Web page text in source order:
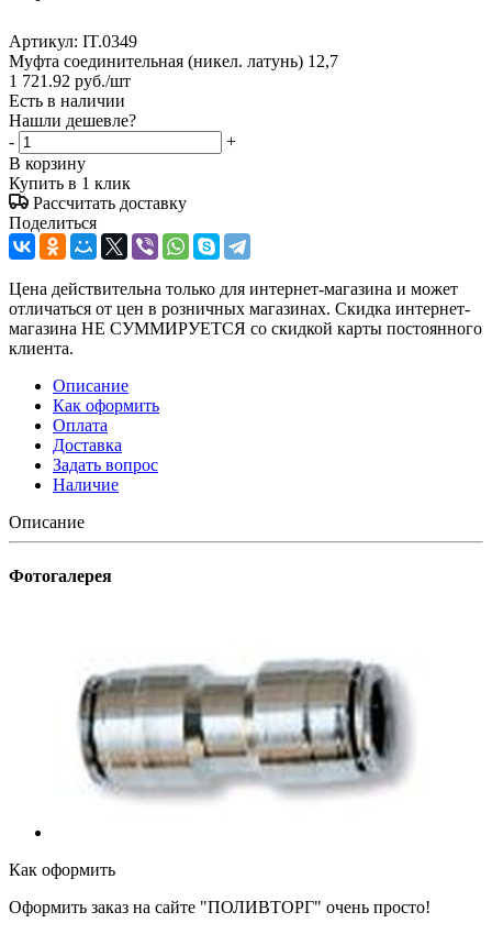
Артикул: IT.0349
Муфта соединительная (никел. латунь) 12,7
1 721.92 руб./шт
Есть в наличии
Нашли дешевле?
-
+
В корзину
Купить в 1 клик
Рассчитать доставку
Поделиться
Цена действительна только для интернет-магазина и может
отличаться от цен в розничных магазинах. Скидка интернет-
магазина НЕ СУММИРУЕТСЯ со скидкой карты постоянного
клиента.
Описание
Как оформить
Оплата
Доставка
Задать вопрос
Наличие
Описание
Фотогалерея
Как оформить
Оформить заказ на сайте "ПОЛИВТОРГ" очень просто!